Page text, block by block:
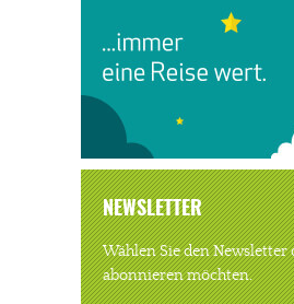
NEWSLETTER
Wählen Sie den Newsletter
abonnieren möchten.